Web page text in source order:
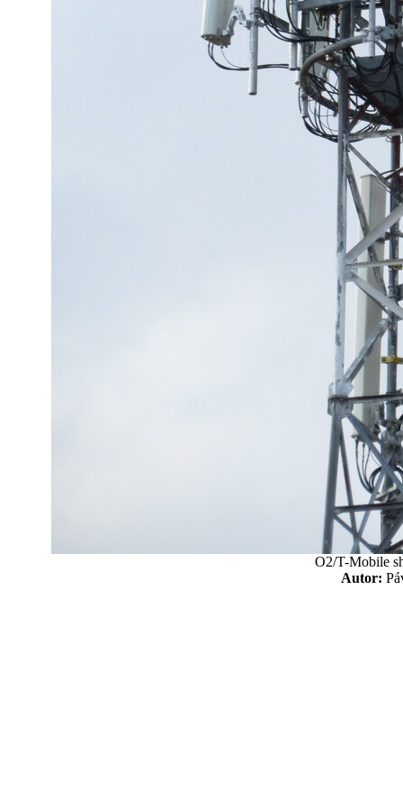
O2/T-Mobile
Autor: